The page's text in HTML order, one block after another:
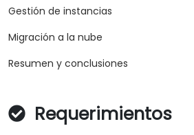
Gestión de instancias
Migración a la nube
Resumen y conclusiones
Requerimientos